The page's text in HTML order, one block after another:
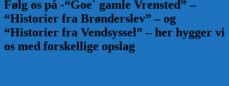
Følg os på -“Goe` gamle Vrensted” –
“Historier fra Brønderslev” – og
“Historier fra Vendsyssel” – her hygger vi
os med forskellige opslag